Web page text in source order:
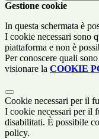
Gestione cookie
In questa schermata è
I cookie necessari sono
piattaforma e non è
Per conoscere quali
visionare la COOKIE
Cookie necessari per il
I cookie necessari per il
disabilitati. È possibile
policy.